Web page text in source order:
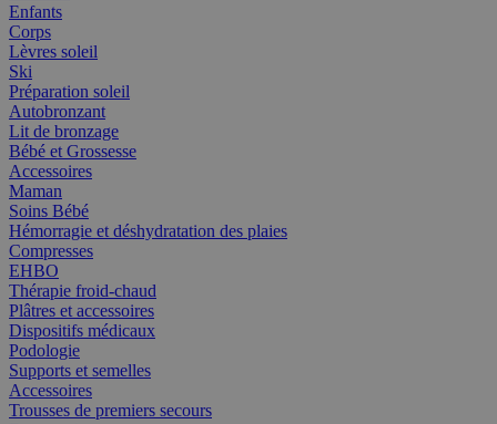
Enfants
Corps
Lèvres soleil
Ski
Préparation soleil
Autobronzant
Lit de bronzage
Bébé et Grossesse
Accessoires
Maman
Soins Bébé
Hémorragie et déshydratation des plaies
Compresses
EHBO
Thérapie froid-chaud
Plâtres et accessoires
Dispositifs médicaux
Podologie
Supports et semelles
Accessoires
Trousses de premiers secours